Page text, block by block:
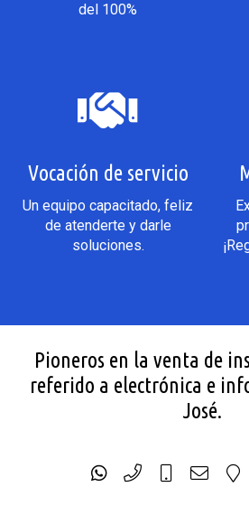
del 100%
Vocación de servicio
Un equipo capacitado, feliz
de atenderte y darle
soluciones.
Pioneros en la venta de
referido a electrónica e
José.